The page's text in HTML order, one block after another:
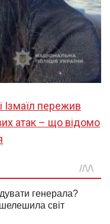
Ізмаїл пережив
атак – що відомо